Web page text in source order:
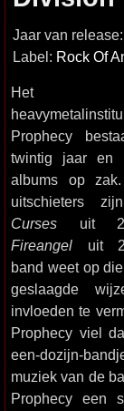
Jaar van release:
Label: Rock Of
Het
Prophecy
twintig jaar en
albums op
uitschieters
Curses uit
Fireangel uit
band weet op
geslaagde
invloeden te
Prophecy viel
een-dozijn-
muziek van de
Prophecy een